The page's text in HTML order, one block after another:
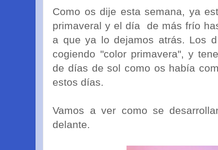
Como os dije esta semana, ya
primaveral y el día de más frío
a que ya lo dejamos atrás. Los
cogiendo "color primavera", y
de días de sol como os había
estos días.
Vamos a ver como se
delante.